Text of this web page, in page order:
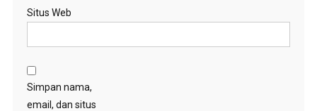
Situs Web
Simpan nama,
email, dan situs